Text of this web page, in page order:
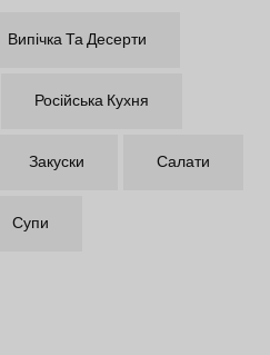
Випічка Та Десерти
Російська Кухня
Закуски Салати
Супи